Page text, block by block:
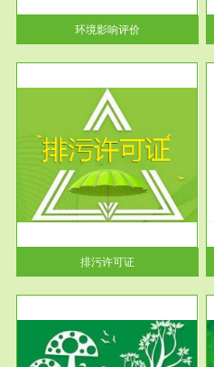
环境影响评价
告书、...
排污许可证
服务范围
应急预案
根据《中华人民共和国环境保护
法》第十九条 企业事业单位应
当按照...
服务范围